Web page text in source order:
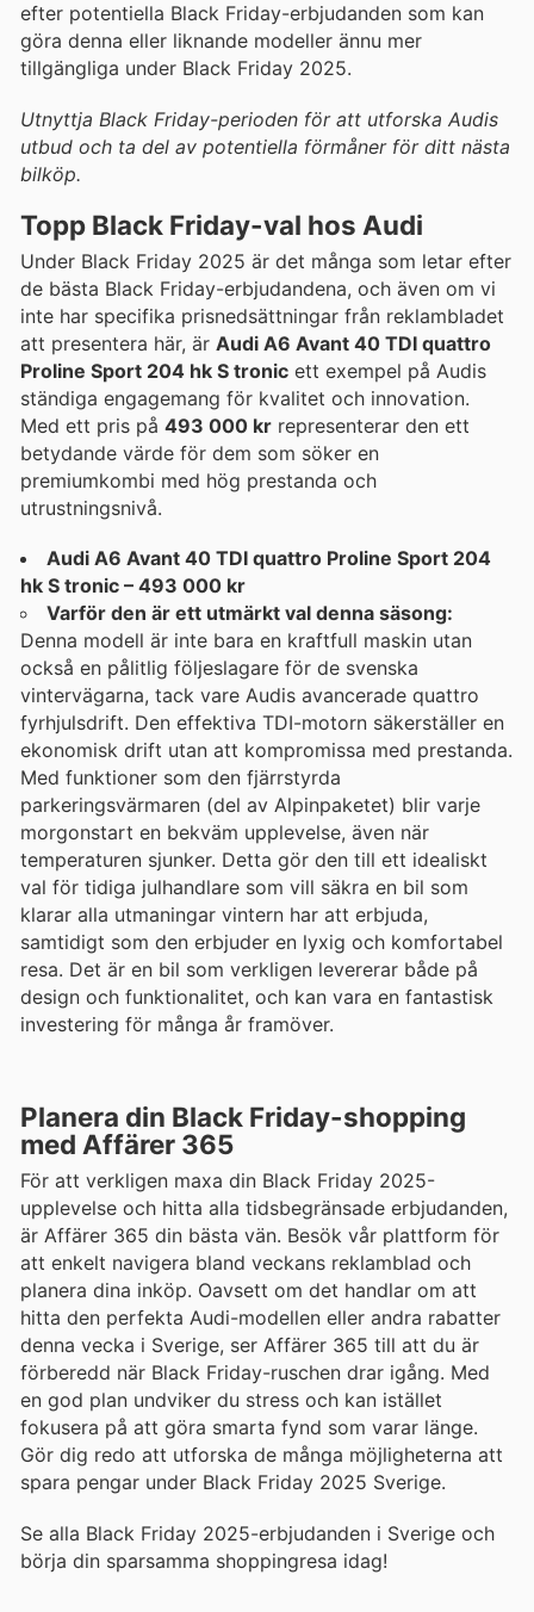
efter potentiella Black Friday-erbjudanden som kan
göra denna eller liknande modeller ännu mer
tillgängliga under Black Friday 2025.
Utnyttja Black Friday-perioden för att utforska Audis
utbud och ta del av potentiella förmåner för ditt nästa
bilköp.
Topp Black Friday-val hos Audi
Under Black Friday 2025 är det många som letar efter
de bästa Black Friday-erbjudandena, och även om vi
inte har specifika prisnedsättningar från reklambladet
att presentera här, är Audi A6 Avant 40 TDI quattro
Proline Sport 204 hk S tronic ett exempel på Audis
ständiga engagemang för kvalitet och innovation.
Med ett pris på 493 000 kr representerar den ett
betydande värde för dem som söker en
premiumkombi med hög prestanda och
utrustningsnivå.
Audi A6 Avant 40 TDI quattro Proline Sport 204
hk S tronic – 493 000 kr
Varför den är ett utmärkt val denna säsong:
Denna modell är inte bara en kraftfull maskin utan
också en pålitlig följeslagare för de svenska
vintervägarna, tack vare Audis avancerade quattro
fyrhjulsdrift. Den effektiva TDI-motorn säkerställer en
ekonomisk drift utan att kompromissa med prestanda.
Med funktioner som den fjärrstyrda
parkeringsvärmaren (del av Alpinpaketet) blir varje
morgonstart en bekväm upplevelse, även när
temperaturen sjunker. Detta gör den till ett idealiskt
val för tidiga julhandlare som vill säkra en bil som
klarar alla utmaningar vintern har att erbjuda,
samtidigt som den erbjuder en lyxig och komfortabel
resa. Det är en bil som verkligen levererar både på
design och funktionalitet, och kan vara en fantastisk
investering för många år framöver.
Planera din Black Friday-shopping
med Affärer 365
För att verkligen maxa din Black Friday 2025-
upplevelse och hitta alla tidsbegränsade erbjudanden,
är Affärer 365 din bästa vän. Besök vår plattform för
att enkelt navigera bland veckans reklamblad och
planera dina inköp. Oavsett om det handlar om att
hitta den perfekta Audi-modellen eller andra rabatter
denna vecka i Sverige, ser Affärer 365 till att du är
förberedd när Black Friday-ruschen drar igång. Med
en god plan undviker du stress och kan istället
fokusera på att göra smarta fynd som varar länge.
Gör dig redo att utforska de många möjligheterna att
spara pengar under Black Friday 2025 Sverige.
Se alla Black Friday 2025-erbjudanden i Sverige och
börja din sparsamma shoppingresa idag!